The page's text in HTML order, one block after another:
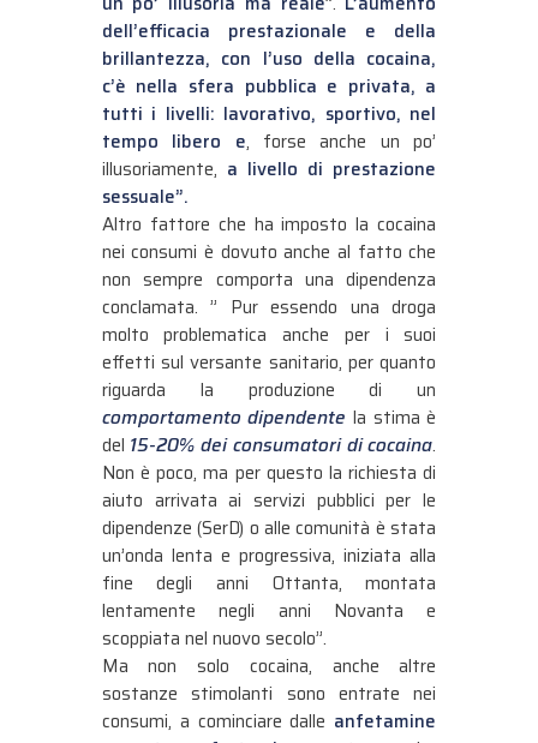
dell’efficacia prestazionale e della
brillantezza, con l’uso della cocaina,
c’è nella sfera pubblica e privata, a
tutti i livelli: lavorativo, sportivo, nel
tempo libero e, forse anche un po’
illusoriamente, a livello di prestazione
sessuale”.
Altro fattore che ha imposto la cocaina
nei consumi è dovuto anche al fatto che
non sempre comporta una dipendenza
conclamata. ” Pur essendo una droga
molto problematica anche per i suoi
effetti sul versante sanitario, per quanto
riguarda la produzione di un
comportamento dipendente la stima è
del 15-20% dei consumatori di cocaina.
Non è poco, ma per questo la richiesta di
aiuto arrivata ai servizi pubblici per le
dipendenze (SerD) o alle comunità è stata
un’onda lenta e progressiva, iniziata alla
fine degli anni Ottanta, montata
lentamente negli anni Novanta e
scoppiata nel nuovo secolo”.
Ma non solo cocaina, anche altre
sostanze stimolanti sono entrate nei
consumi, a cominciare dalle anfetamine